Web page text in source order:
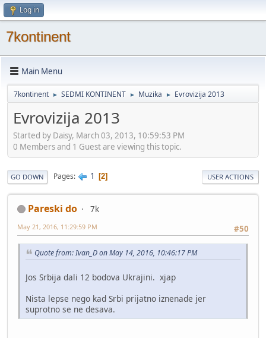
Log in
7kontinent
Main Menu
7kontinent ► SEDMI KONTINENT ► Muzika ► Evrovizija 2013
Evrovizija 2013
Started by Daisy, March 03, 2013, 10:59:53 PM
0 Members and 1 Guest are viewing this topic.
GO DOWN Pages 1 2 USER ACTIONS
Pareski do
7k
#50
May 21, 2016, 11:29:59 PM
Quote from: Ivan_D on May 14, 2016, 10:46:17 PM
Jos Srbija dali 12 bodova Ukrajini. xjap
Nista lepse nego kad Srbi prijatno iznenade jer
suprotno se ne desava.